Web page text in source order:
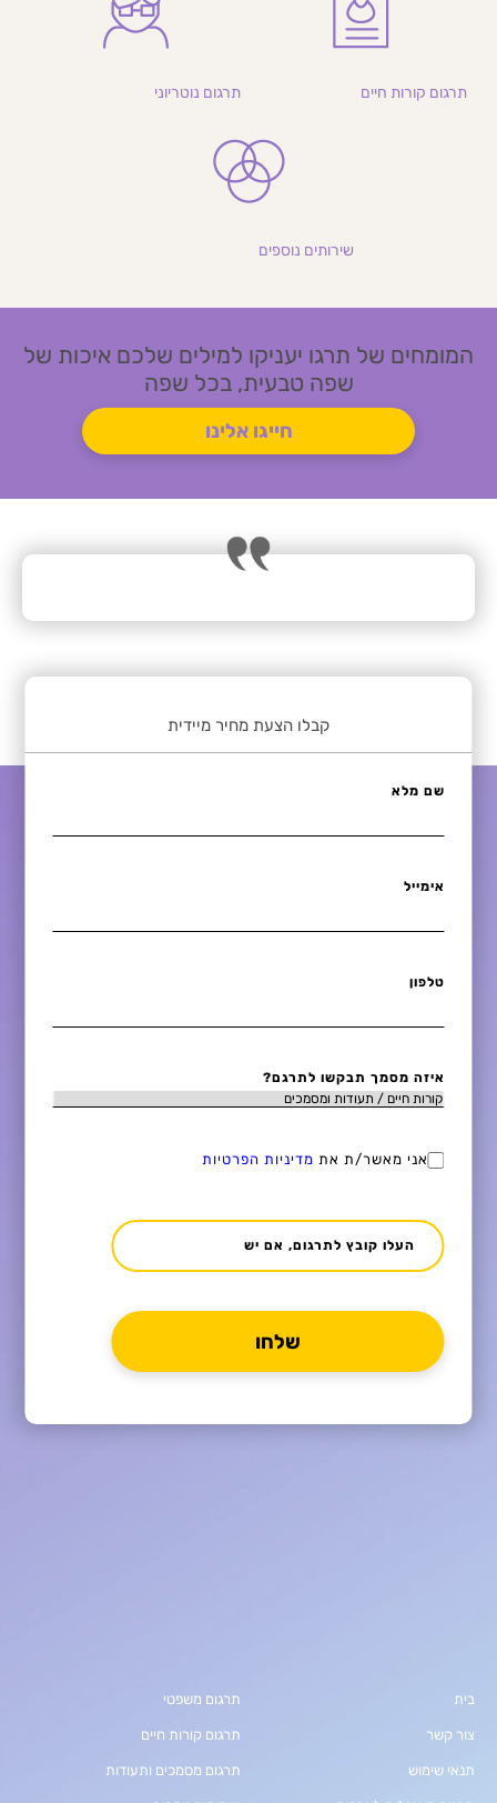
תרגום קורות חיים תרגום נוטריוני
שירותים נוספים
המומחים של תרגו יעניקו למילים שלכם איכות של
שפה טבעית, בכל שפה
חייגו אלינו
קבלו הצעת מחיר מיידית
שם מלא
אימייל
טלפון
איזה מסמך תבקשו לתרגם?
אני מאשר/ת את מדיניות הפרטיות
העלו קובץ לתרגום, אם יש
בית
צור קשר
תנאי שימוש
תרגום משפטי
תרגום קורות חיים
תרגום מסמכים ותעודות